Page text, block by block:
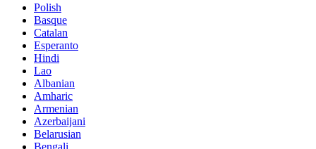
Polish
Basque
Catalan
Esperanto
Hindi
Lao
Albanian
Amharic
Armenian
Azerbaijani
Belarusian